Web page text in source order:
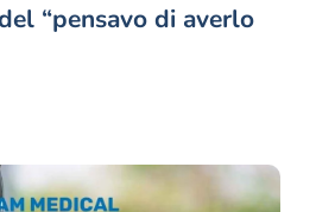
“pensavo di averlo